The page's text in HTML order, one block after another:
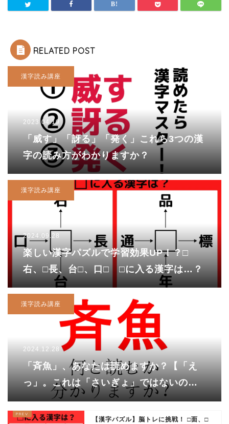
RELATED POST
漢字読み講座
2023.04.19
「威す」「訝る」「発く」これら3つの漢
字の読み方がわかりますか？
漢字読み講座
2024.09.28
楽しい漢字パズルで学習効果UP！？□
右、□長、台□、口□ □に入る漢字は…？
漢字読み講座
2024.12.28
「斉魚」、あなたは読めますか？【「え
っ」。これは「さいぎょ」ではないの？
「えーっ」】
【漢字パズル】脳トレに挑戦！ □面、□